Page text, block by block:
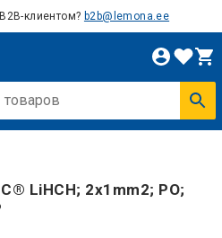
клиентом? b2b@lemona.ee
LiHCH; 2x1mm2; PO;